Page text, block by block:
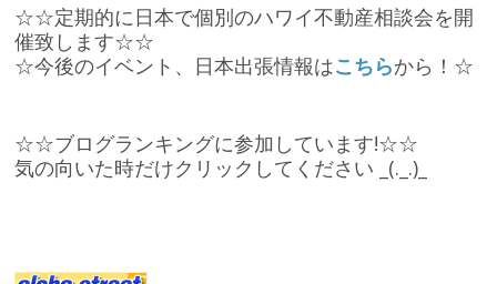
☆☆定期的に日本で個別のハワイ不動産相談会を開
催致します☆☆
☆今後のイベント、日本出張情報はこちらから！☆
☆☆ブログランキングに参加しています!☆☆
気の向いた時だけクリックしてください _(._.)_